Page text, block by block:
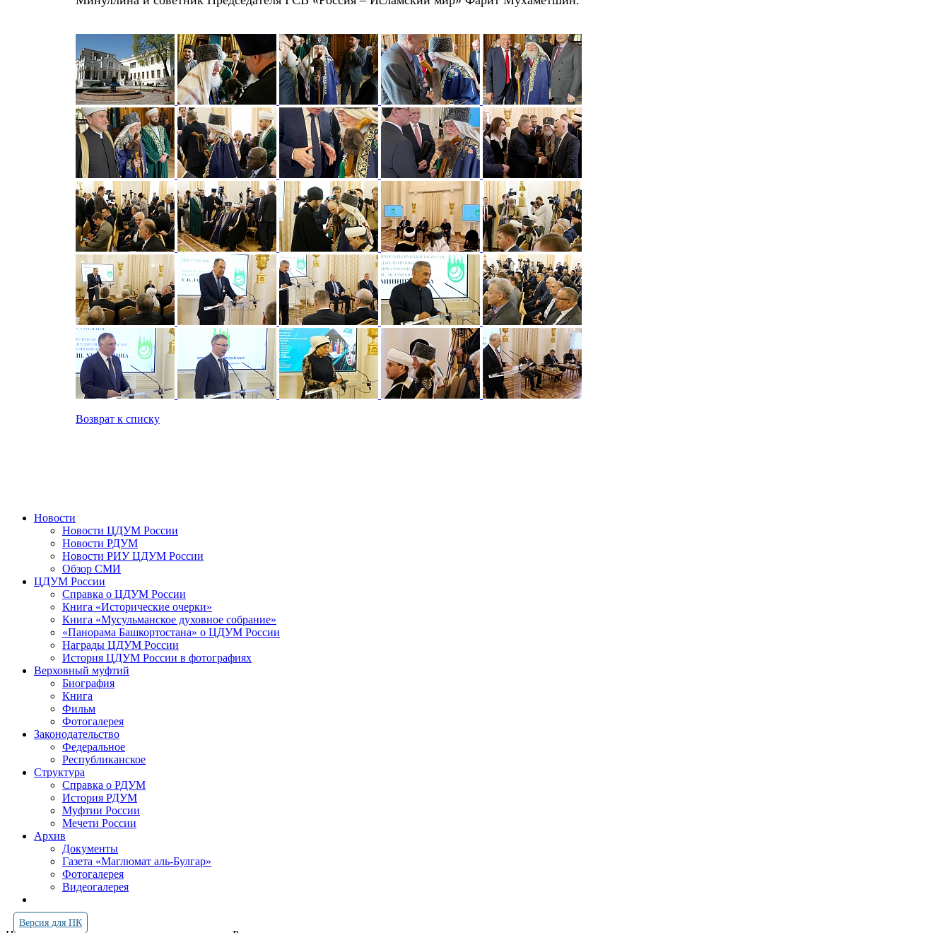
Возврат к списку
Новости
Новости ЦДУМ России
Новости РДУМ
Новости РИУ ЦДУМ России
Обзор СМИ
ЦДУМ России
Справка о ЦДУМ России
Книга «Исторические очерки»
Книга «Мусульманское духовное собрание»
«Панорама Башкортостана» о ЦДУМ России
Награды ЦДУМ России
История ЦДУМ России в фотографиях
Верховный муфтий
Биография
Книга
Фильм
Фотогалерея
Законодательство
Федеральное
Республиканское
Структура
Справка о РДУМ
История РДУМ
Муфтии России
Мечети России
Архив
Документы
Газета «Маглюмат аль-Булгар»
Фотогалерея
Видеогалерея
Версия для ПК